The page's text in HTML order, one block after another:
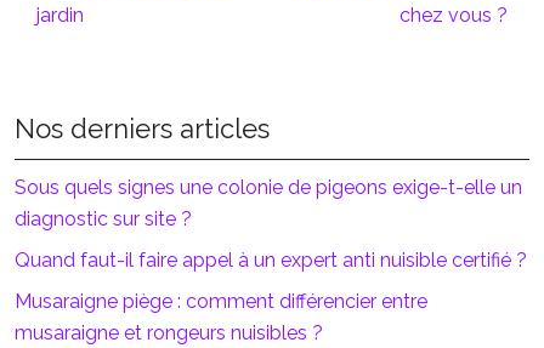
jardin
chez vous ?
Nos derniers articles
Sous quels signes une colonie de pigeons exige-t-elle un
diagnostic sur site ?
Quand faut-il faire appel à un expert anti nuisible certifié ?
Musaraigne piège : comment différencier entre
musaraigne et rongeurs nuisibles ?